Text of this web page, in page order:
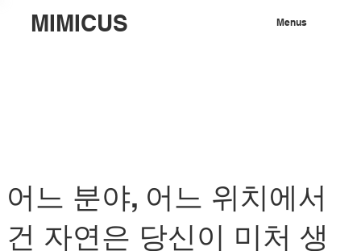
Menus
MIMICUS
어느 분야, 어느 위치에서
건 자연은 당신이 미처 생